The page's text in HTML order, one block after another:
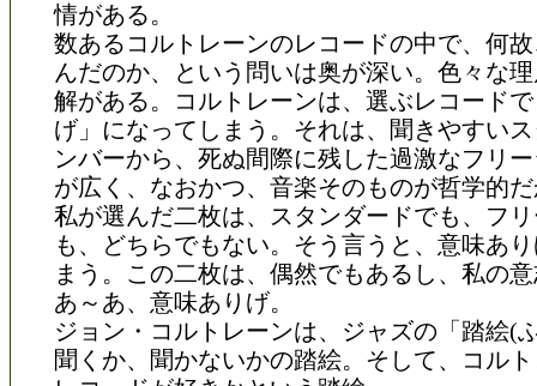
情がある。
数あるコルトレーンのレコードの中で、何
んだのか、という問いは奥が深い。色々な
解がある。コルトレーンは、選ぶレコード
げ」になってしまう。それは、聞きやすい
ンバーから、死ぬ間際に残した過激なフリ
が広く、なおかつ、音楽そのものが哲学的
私が選んだ二枚は、スタンダードでも、フ
も、どちらでもない。そう言うと、意味あ
まう。この二枚は、偶然でもあるし、私の
あ～あ、意味ありげ。
ジョン・コルトレーンは、ジャズの「踏絵(
聞くか、聞かないかの踏絵。そして、コル